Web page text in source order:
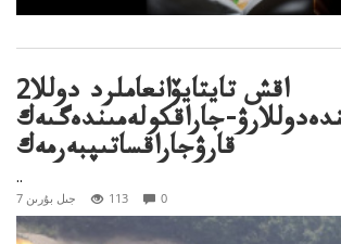
اقش تايتايۆانعاملرد دوللا2
جاراقكولەمىندەگىەك
قارۋجاراقساتىپبەرمەك
..
7 جىل بۇرىن 113 0